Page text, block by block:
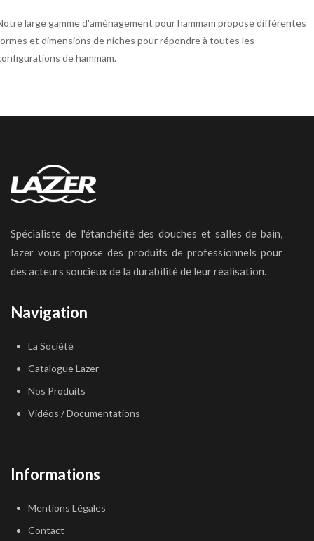
large gamme d'aménagement pour hammam propose différentes
et dimensions de niches pour répondre à toutes les
de hammam.
Spécialiste de l'étanchéité des douches et salles de bain,
lazer vous propose des produits de professionnels pour
des acteurs soucieux de la durabilité de leur réalisation.
Navigation
La Société
Catalogue Lazer
Nos Produits
Vidéos / Documentations
Informations
Mentions Légales
Contact